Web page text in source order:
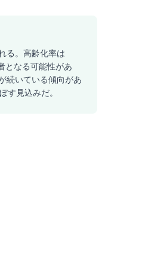
る。高齢化率は
となる可能性があ
続いている傾向があ
す見込みだ。